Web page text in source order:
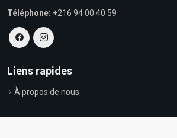
Téléphone: +216 94 00 40 59
Liens rapides
À propos de nous